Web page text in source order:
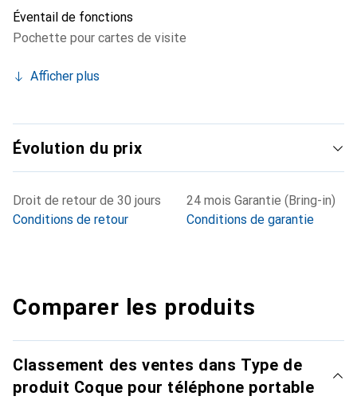
Éventail de fonctions
Pochette pour cartes de visite
Afficher plus
Évolution du prix
Droit de retour de 30 jours
Conditions de retour
24 mois Garantie (Bring-in)
Conditions de garantie
Comparer les produits
Classement des ventes dans Type de
produit Coque pour téléphone portable